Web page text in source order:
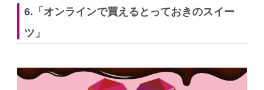
6.「オンラインで買えるとっておきのスイー
ツ」